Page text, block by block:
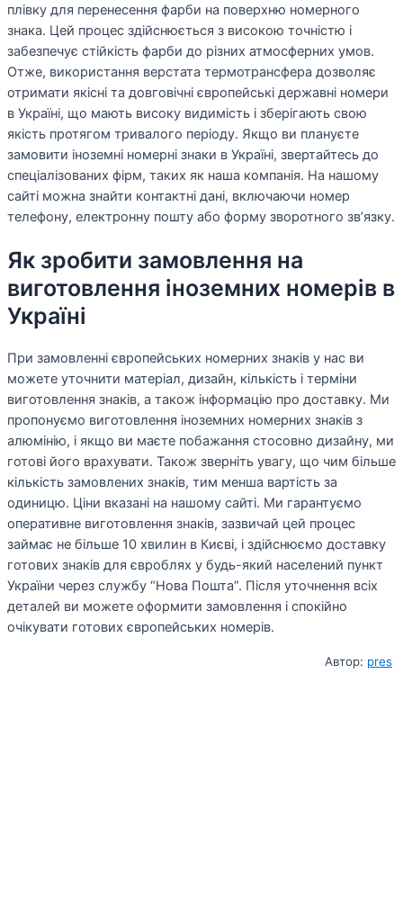
плівку для перенесення фарби на поверхню номерного
знака. Цей процес здійснюється з високою точністю і
забезпечує стійкість фарби до різних атмосферних умов.
Отже, використання верстата термотрансфера дозволяє
отримати якісні та довговічні європейські державні номери
в Україні, що мають високу видимість і зберігають свою
якість протягом тривалого періоду. Якщо ви плануєте
замовити іноземні номерні знаки в Україні, звертайтесь до
спеціалізованих фірм, таких як наша компанія. На нашому
сайті можна знайти контактні дані, включаючи номер
телефону, електронну пошту або форму зворотного зв’язку.
Як зробити замовлення на
виготовлення іноземних номерів в
Україні
При замовленні європейських номерних знаків у нас ви
можете уточнити матеріал, дизайн, кількість і терміни
виготовлення знаків, а також інформацію про доставку. Ми
пропонуємо виготовлення іноземних номерних знаків з
алюмінію, і якщо ви маєте побажання стосовно дизайну, ми
готові його врахувати. Також зверніть увагу, що чим більше
кількість замовлених знаків, тим менша вартість за
одиницю. Ціни вказані на нашому сайті. Ми гарантуємо
оперативне виготовлення знаків, зазвичай цей процес
займає не більше 10 хвилин в Києві, і здійснюємо доставку
готових знаків для євроблях у будь-який населений пункт
України через службу “Нова Пошта”. Після уточнення всіх
деталей ви можете оформити замовлення і спокійно
очікувати готових європейських номерів.
Автор: pres